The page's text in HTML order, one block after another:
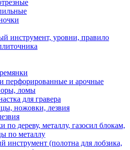
инструмент, уровни, правило
перфорированные и арочные
ломы
для гравера
ножовки, лезвия
по дереву, металлу, газосил блокам,
по металлу
инструмент (полотна для лобзика,